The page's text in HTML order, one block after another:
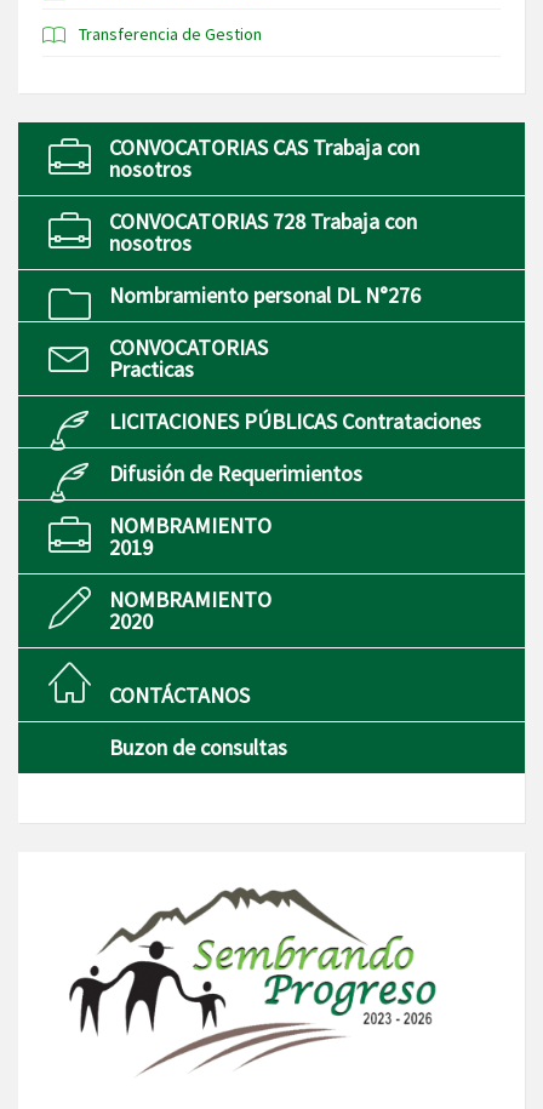
Transferencia de Gestion
CONVOCATORIAS CAS Trabaja con
nosotros
CONVOCATORIAS 728 Trabaja con
nosotros
Nombramiento personal DL N°276
CONVOCATORIAS
Practicas
LICITACIONES PÚBLICAS Contrataciones
Difusión de Requerimientos
NOMBRAMIENTO
2019
NOMBRAMIENTO
2020
CONTÁCTANOS
Buzon de consultas